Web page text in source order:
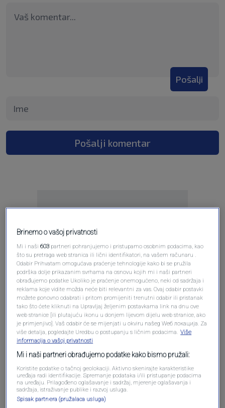
Pošalji
Pošalji komentar
Oglas
Oglas
Brinemo o vašoj privatnosti
Mi i naši603 partneri pohranjujemo i pristupamo osobnim podacima, kao
što su pretraga web stranica ili lični identifikatori, na vašem računaru .
Odabir Prihvatam omogućava praćenje tehnologije kako bi se pružila
podrška dolje prikazanim svrhama na osnovu kojih mi i naši partneri
obrađujemo podatke Ukoliko je praćenje onemogućeno, neki od sadržaja i
reklama koje vidite možda neće biti relevantni za vas. Ovaj odabir postavki
možete ponovno odabrati i pritom promijeniti trenutni odabir ili pristanak
tako što ćete kliknuti na Upravljaj željenim postavkama link na dnu ove
web stranice [ili plutajuću ikonu u donjem lijevom dijelu web stranice, ako
je primjenjivo]. Vaš odabir će se mijenjati u okviru našeg Wеб локација. Za
više detalja, pogledajte Uredbu o postupanju s ličnim podacima. Više
informacija o vašoj privatnosti
Mi i naši partneri obrađujemo podatke kako bismo pružali:
Koristite podatke o tačnoj geolokaciji. Aktivno skenirajte karakteristike
uređaja radi identifikacije. Spremanje podataka i/ili pristupanje podacima
na uređaju. Prilagođeno oglašavanje i sadržaj, mjerenje oglašavanja i
sadržaja, istraživanje publike i razvoj usluga.
Spisak partnera (pružalaca usluga)